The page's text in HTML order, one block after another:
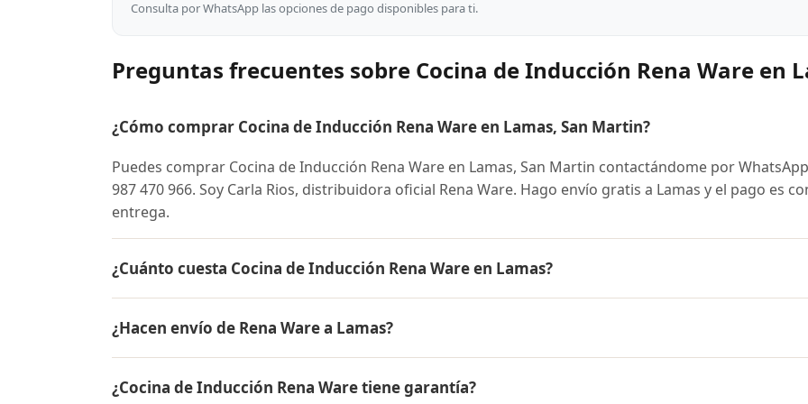
Consulta por WhatsApp las opciones de pago disponibles para ti.
Preguntas frecuentes sobre Cocina de Inducción Rena Ware en
¿Cómo comprar Cocina de Inducción Rena Ware en Lamas, San Martin?
Puedes comprar Cocina de Inducción Rena Ware en Lamas, San Martin contactándome por
987 470 966. Soy Carla Rios, distribuidora oficial Rena Ware. Hago envío gratis a Lamas y el pago es
entrega.
¿Cuánto cuesta Cocina de Inducción Rena Ware en Lamas?
conocer el precio actual, promociones disponibles y facilidades de pago en cuotas desde el 10% de
¿Hacen envío de Rena Ware a Lamas?
es contra entrega.
¿Cocina de Inducción Rena Ware tiene garantía?